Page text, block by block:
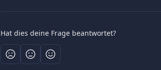
Hat dies deine Frage beantwortet?